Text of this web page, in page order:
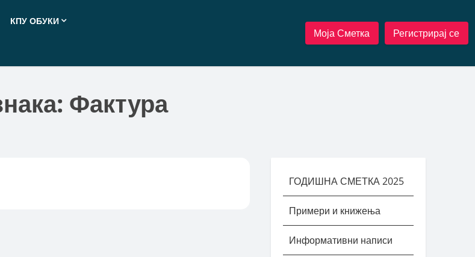
КПУ ОБУКИ
Моја Сметка Регистрирај се
Фактура
ГОДИШНА СМЕТКА 2025
Примери и книжења
Информативни написи